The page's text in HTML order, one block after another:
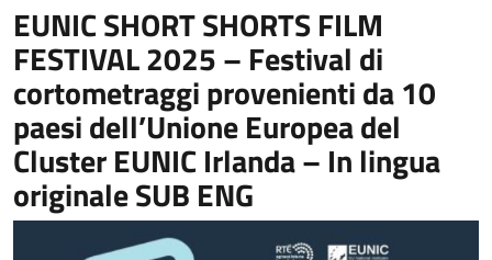
EUNIC SHORT SHORTS FILM
FESTIVAL 2025 – Festival di
cortometraggi provenienti da 10
paesi dell’Unione Europea del
Cluster EUNIC Irlanda – In lingua
originale SUB ENG